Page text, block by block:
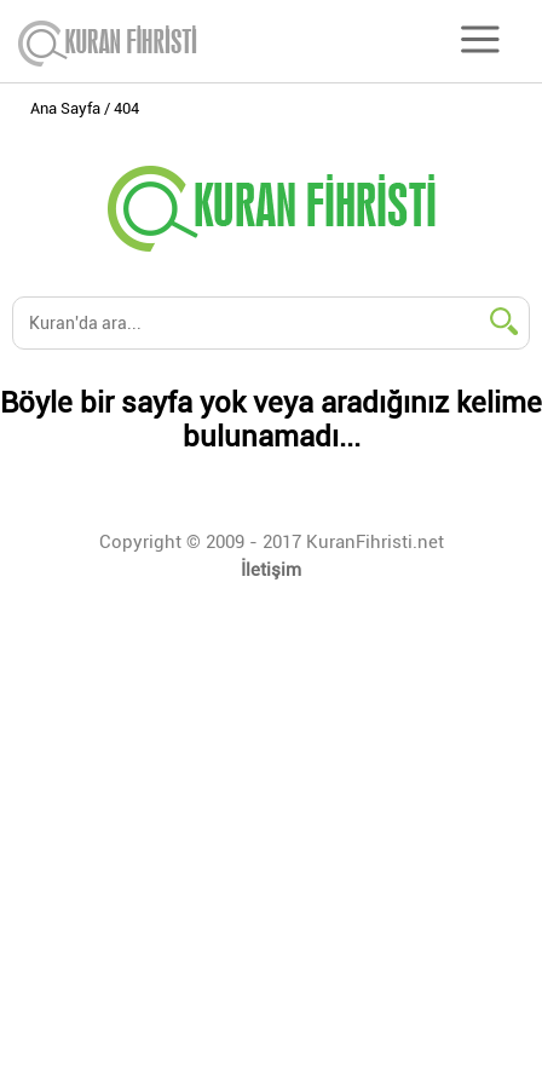
Ana Sayfa 404
Böyle bir sayfa yok veya aradığınız kelime
bulunamadı...
Copyright © 2009 - 2017 KuranFihristi.net
İletişim